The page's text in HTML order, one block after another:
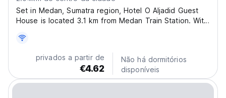
Set in Medan, Sumatra region, Hotel O Aljadid Guest
House is located 3.1 km from Medan Train Station. With
rooms with free WiFi, each with a private bathroom.
The accommodation offers room service, a 24-hour...
privados a partir de
€4.62
Não há dormitórios
disponíveis